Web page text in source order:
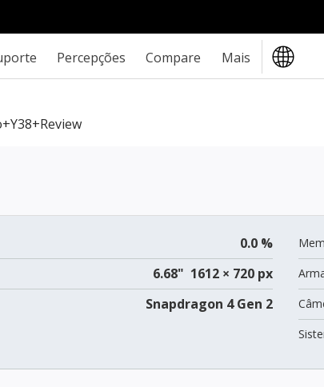
Percepções Compare Mais
0.0 %
6.68" 1612 × 720 px
Snapdragon 4 Gen 2